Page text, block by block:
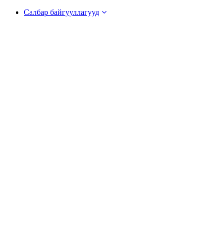
Салбар байгууллагууд